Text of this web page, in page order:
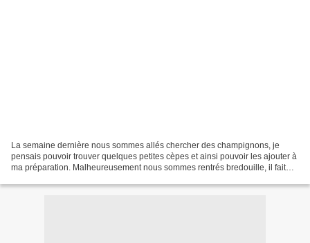
La semaine dernière nous sommes allés chercher des champignons, je
pensais pouvoir trouver quelques petites cèpes et ainsi pouvoir les ajouter à
ma préparation. Malheureusement nous sommes rentrés bredouille, il fait